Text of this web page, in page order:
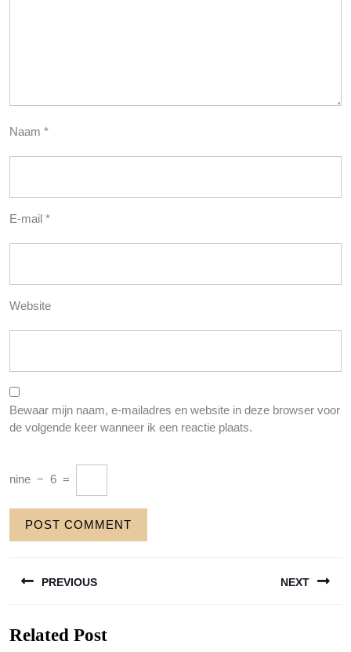
Naam *
E-mail *
Website
Bewaar mijn naam, e-mailadres en website in deze browser voor
de volgende keer wanneer ik een reactie plaats.
nine − 6 =
PREVIOUS
post:
NEXT
Related Post